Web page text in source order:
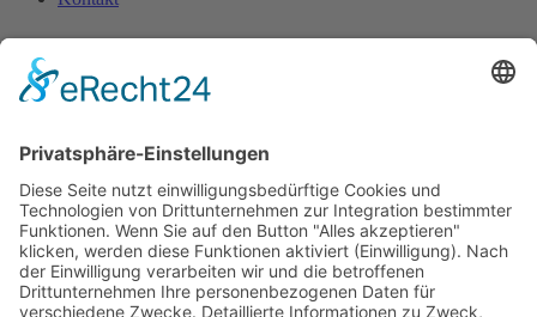
Schlagwort:
Auch 2018 wollten wir die Freigewässersaison wieder am 1. Januar
mit einem Tauchgang im Luxemburger Stausee beginnen. Zum
Antauchen hatten sich einige angemeldet, aber letztendlich blieben
nur 4 wackere Helden übrig.